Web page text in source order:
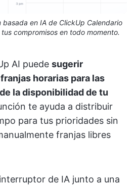
en IA de ClickUp Calendario
compromisos en todo momento.
AI puede sugerir
horarias para las
la disponibilidad de tu
te ayuda a distribuir
para tus prioridades sin
franjas libres
de IA junto a una